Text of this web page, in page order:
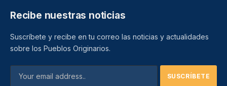
Recibe nuestras noticias
Suscríbete y recibe en tu correo las noticias y actualidades
sobre los Pueblos Originarios.